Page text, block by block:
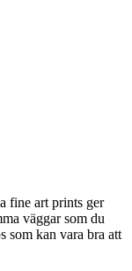
fine art prints ger
väggar som du
som kan vara bra att